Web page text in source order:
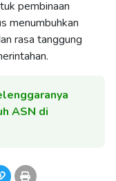
pembinaan
menumbuhkan
rasa tanggung
ASN di